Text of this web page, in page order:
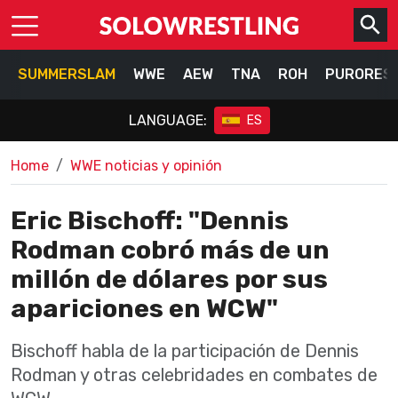
SUMMERSLAM WWE AEW TNA ROH
LANGUAGE: ES
Home WWE noticias y opinión
Eric Bischoff: "Dennis
Rodman cobró más de un
millón de dólares por sus
apariciones en WCW"
Bischoff habla de la participación de Dennis
Rodman y otras celebridades en combates de